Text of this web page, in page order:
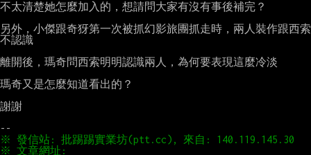
不太清楚她怎麼加入的，想請問大家有沒有事後補完？
另外，小傑跟奇犽第一次被抓幻影旅團抓走時，兩人裝作跟西索
不認識
離開後，瑪奇問西索明明認識兩人，為何要表現這麼冷淡
瑪奇又是怎麼知道看出的？
謝謝